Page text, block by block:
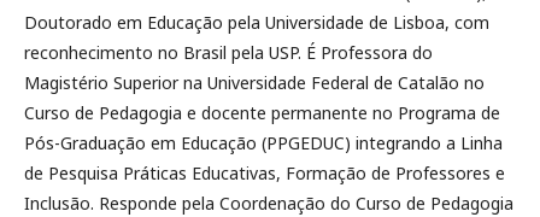
Doutorado em Educação pela Universidade de Lisboa, com
reconhecimento no Brasil pela USP. É Professora do
Magistério Superior na Universidade Federal de Catalão no
Curso de Pedagogia e docente permanente no Programa de
Pós-Graduação em Educação (PPGEDUC) integrando a Linha
de Pesquisa Práticas Educativas, Formação de Professores e
Inclusão. Responde pela Coordenação do Curso de Pedagogia